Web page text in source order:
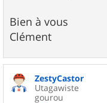
Bien à vous
Clément
ZestyCastor
Utagawiste
gourou